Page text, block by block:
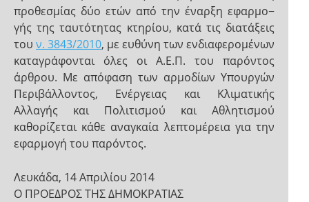
προθεσμίας δύο ετών από την έναρξη εφαρμο−
γής της ταυτότητας κτηρίου, κατά τις διατάξεις
του ν. 3843/2010, με ευθύνη των ενδιαφερομένων
καταγράφονται όλες οι Α.Ε.Π. του παρόντος
άρθρου. Με απόφαση των αρμοδίων Υπουργών
Περιβάλλοντος, Ενέργειας και Κλιματικής
Αλλαγής και Πολιτισμού και Αθλητισμού
καθορίζεται κάθε αναγκαία λεπτομέρεια για την
εφαρμογή του παρόντος.
Λευκάδα, 14 Απριλίου 2014
Ο ΠΡΟΕΔΡΟΣ ΤΗΣ ΔΗΜΟΚΡΑΤΙΑΣ